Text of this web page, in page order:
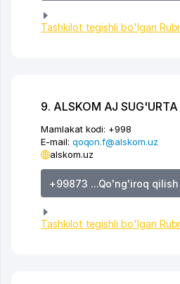
Tashkilot tegishli bo'lgan
9. ALSKOM AJ
Mamlakat kodi: +998
E-mail: qoqon.f@alskom.uz
alskom.uz
+99873 ...Qo'ng'iroq qilish
Tashkilot tegishli bo'lgan